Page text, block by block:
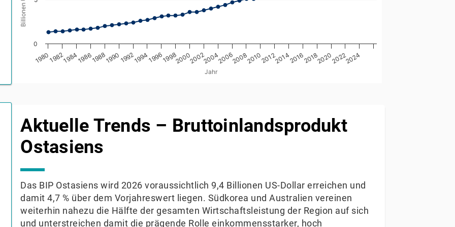
Jahr
19801982198419861988199019921994199619982000200220042006200820102012201420162018202020222024
0
Aktuelle Trends – Bruttoinlandsprodukt
Ostasiens
Das BIP Ostasiens wird 2026 voraussichtlich 9,4 Billionen US-Dollar erreichen und
damit 4,7 % über dem Vorjahreswert liegen. Südkorea und Australien vereinen
weiterhin nahezu die Hälfte der gesamten Wirtschaftsleistung der Region auf sich
und unterstreichen damit die prägende Rolle einkommensstarker, hoch